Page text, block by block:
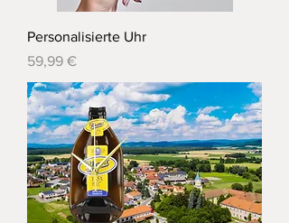
Personalisierte Uhr
Preis
59,99 €